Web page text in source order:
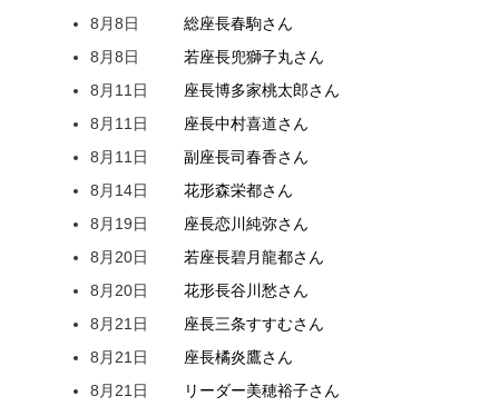
8月8日
総座長春駒さん
8月8日
若座長兜獅子丸さん
8月11日
座長博多家桃太郎さん
8月11日
座長中村喜道さん
8月11日
副座長司春香さん
8月14日
花形森栄都さん
8月19日
座長恋川純弥さん
8月20日
若座長碧月龍都さん
8月20日
花形長谷川愁さん
8月21日
座長三条すすむさん
8月21日
座長橘炎鷹さん
8月21日
リーダー美穂裕子さん